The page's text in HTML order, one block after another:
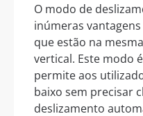
O modo de
inúmeras
que estão na
vertical. Este modo
permite aos
baixo sem precisar
deslizamento